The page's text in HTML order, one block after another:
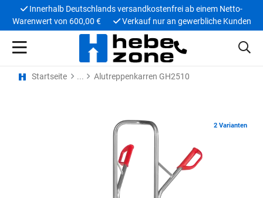
Innerhalb Deutschlands versandkostenfrei ab einem Netto-
Warenwert von 600,00 €
Verkauf nur an gewerbliche Kunden
Startseite Alutreppenkarren GH2510
2 Varianten